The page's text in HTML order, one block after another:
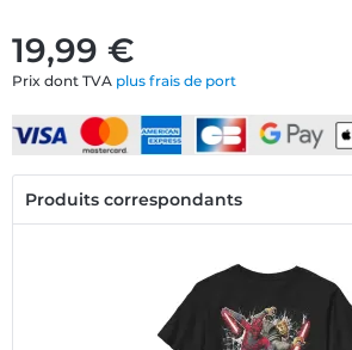
19,99 €
Prix dont TVA plus frais de port
Produits correspondants